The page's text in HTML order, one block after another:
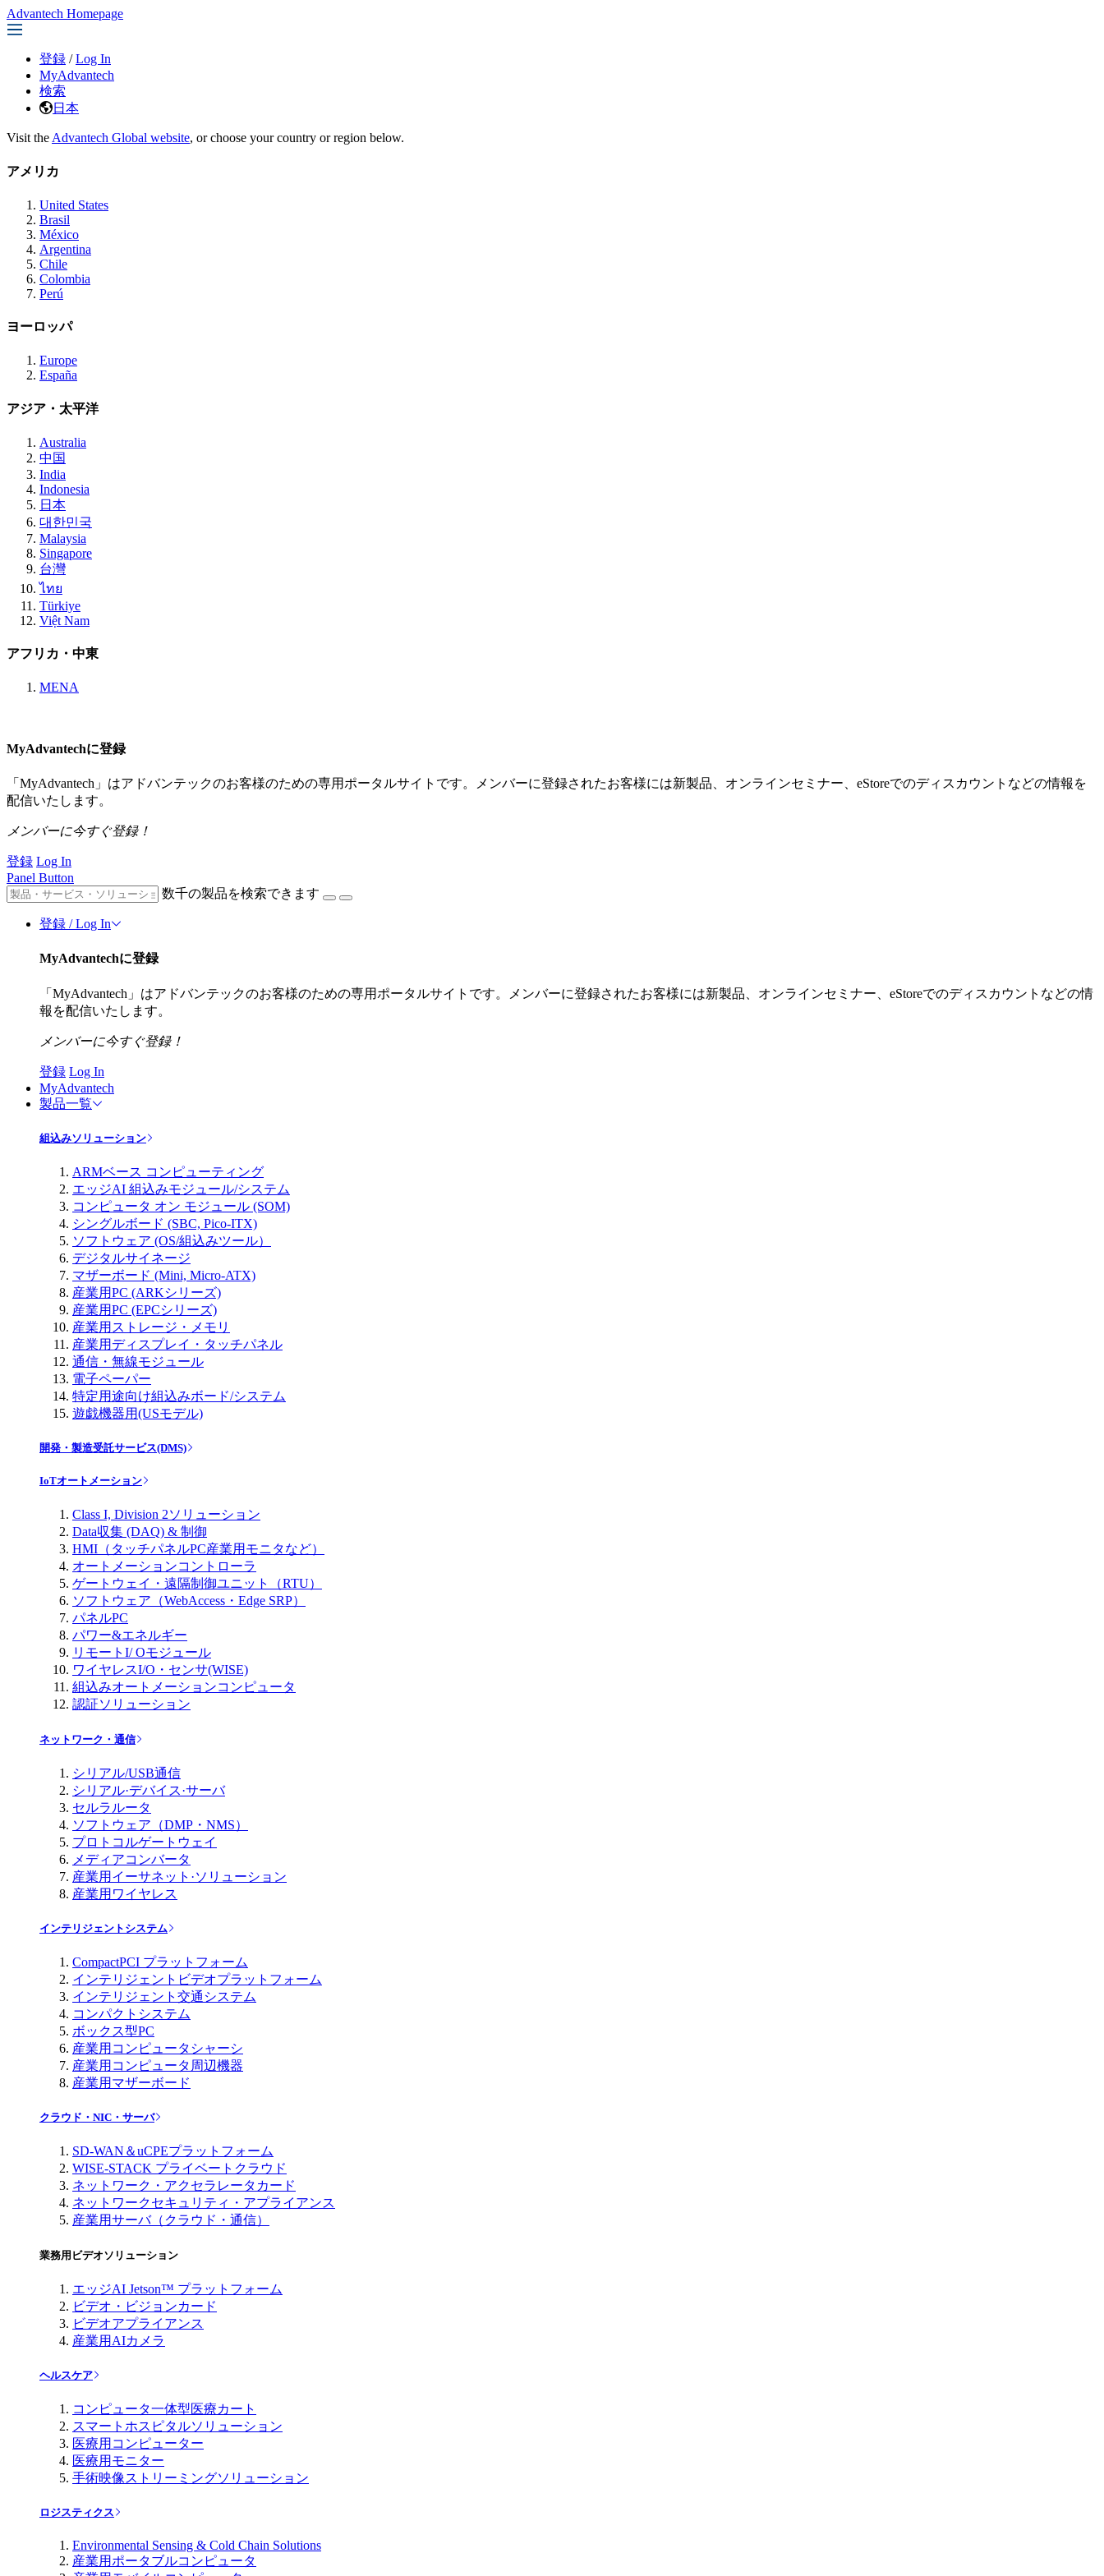
Advantech Homepage
登録 / Log In
MyAdvantech
検索
日本
Visit the Advantech Global website, or choose your country or region below.
アメリカ
United States
Brasil
México
Argentina
Chile
Colombia
Perú
ヨーロッパ
Europe
España
アジア・太平洋
Australia
中国
India
Indonesia
日本
대한민국
Malaysia
Singapore
台灣
ไทย
Türkiye
Việt Nam
アフリカ・中東
MENA
MyAdvantechに登録
「MyAdvantech」はアドバンテックのお客様のための専用ポータルサイトです。メンバーに登録されたお客様には新製品、オンラインセミナー、eStoreでのディスカウントなどの情報を
配信いたします。
メンバーに今すぐ登録！
登録 Log In
Panel Button
数千の製品を検索できます
登録 / Log In
MyAdvantechに登録
「MyAdvantech」はアドバンテックのお客様のための専用ポータルサイトです。メンバーに登録されたお客様には新製品、オンラインセミナー、eStoreでのディスカウントなどの情
報を配信いたします。
メンバーに今すぐ登録！
登録 Log In
MyAdvantech
製品一覧
組込みソリューション
ARMベース コンピューティング
エッジAI 組込みモジュール/システム
コンピュータ オン モジュール (SOM)
シングルボード (SBC, Pico-ITX)
ソフトウェア (OS/組込みツール）
デジタルサイネージ
マザーボード (Mini, Micro-ATX)
産業用PC (ARKシリーズ)
産業用PC (EPCシリーズ)
産業用ストレージ・メモリ
産業用ディスプレイ・タッチパネル
通信・無線モジュール
電子ペーパー
特定用途向け組込みボード/システム
遊戯機器用(USモデル)
開発・製造受託サービス(DMS)
IoTオートメーション
Class I, Division 2ソリューション
Data収集 (DAQ) & 制御
HMI（タッチパネルPC産業用モニタなど）
オートメーションコントローラ
ゲートウェイ・遠隔制御ユニット（RTU）
ソフトウェア（WebAccess・Edge SRP）
パネルPC
パワー&エネルギー
リモートI/ Oモジュール
ワイヤレスI/O・センサ(WISE)
組込みオートメーションコンピュータ
認証ソリューション
ネットワーク・通信
シリアル/USB通信
シリアル·デバイス·サーバ
セルラルータ
ソフトウェア（DMP・NMS）
プロトコルゲートウェイ
メディアコンバータ
産業用イーサネット·ソリューション
産業用ワイヤレス
インテリジェントシステム
CompactPCI プラットフォーム
インテリジェントビデオプラットフォーム
インテリジェント交通システム
コンパクトシステム
ボックス型PC
産業用コンピュータシャーシ
産業用コンピュータ周辺機器
産業用マザーボード
クラウド・NIC・サーバ
SD-WAN＆uCPEプラットフォーム
WISE-STACK プライベートクラウド
ネットワーク・アクセラレータカード
ネットワークセキュリティ・アプライアンス
産業用サーバ（クラウド・通信）
業務用ビデオソリューション
エッジAI Jetson™ プラットフォーム
ビデオ・ビジョンカード
ビデオアプライアンス
産業用AIカメラ
ヘルスケア
コンピュータ一体型医療カート
スマートホスピタルソリューション
医療用コンピューター
医療用モニター
手術映像ストリーミングソリューション
ロジスティクス
Environmental Sensing & Cold Chain Solutions
産業用ポータブルコンピュータ